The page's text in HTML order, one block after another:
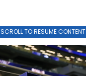
SCROLL TO RESUME CONTENT